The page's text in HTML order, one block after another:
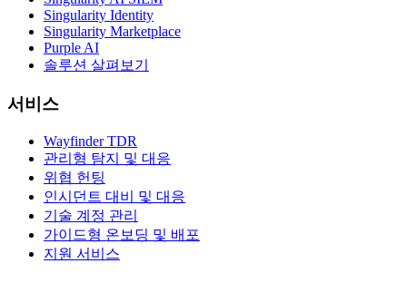
Singularity Identity
Singularity Marketplace
Purple AI
솔루션 살펴보기
서비스
Wayfinder TDR
관리형 탐지 및 대응
위협 헌팅
인시던트 대비 및 대응
기술 계정 관리
가이드형 온보딩 및 배포
지원 서비스